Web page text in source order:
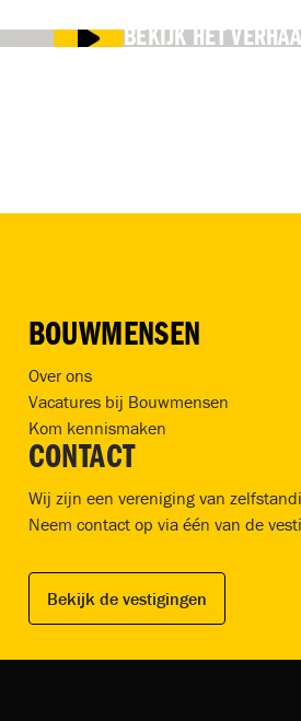
BEKIJK HET
BOUWMENSEN
Over ons
Vacatures bij Bouwmensen
Kom kennismaken
CONTACT
Wij zijn een vereniging van
Neem contact op via één van de
Bekijk de vestigingen